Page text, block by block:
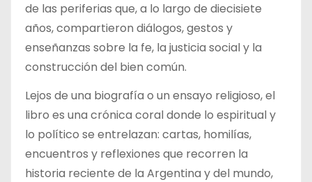
de las periferias que, a lo largo de diecisiete
años, compartieron diálogos, gestos y
enseñanzas sobre la fe, la justicia social y la
construcción del bien común.
Lejos de una biografía o un ensayo religioso, el
libro es una crónica coral donde lo espiritual y
lo político se entrelazan: cartas, homilías,
encuentros y reflexiones que recorren la
historia reciente de la Argentina y del mundo,